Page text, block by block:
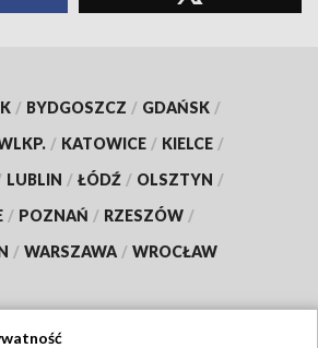
/ BYDGOSZCZ / GDAŃSK /
/ KATOWICE / KIELCE /
LUBLIN / ŁÓDŹ / OLSZTYN /
/ POZNAŃ / RZESZÓW /
/ WARSZAWA / WROCŁAW